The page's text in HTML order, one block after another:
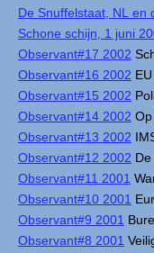
De Snuffelstaat, NL en
Schone schijn, 1 juni
Observant#17 2002
Observant#16 2002
Observant#15 2002
Observant#14 2002
Observant#13 2002
Observant#12 2002
Observant#11 2001
Observant#10 2001
Observant#9 2001
Observant#8 2001